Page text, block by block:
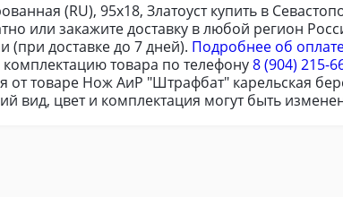
(RU), 95х18, Златоуст купить в
или закажите доставку в любой регион
(при доставке до 7 дней). Подробнее об
товара по телефону8 (904) 215-
товаре Нож АиР "Штрафбат" карельская
вид, цвет и комплектация могут быть